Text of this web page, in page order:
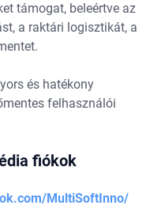
támogat, beleértve az
a raktári logisztikát, a
és hatékony
felhasználói
fiókok
MultiSoftInno/